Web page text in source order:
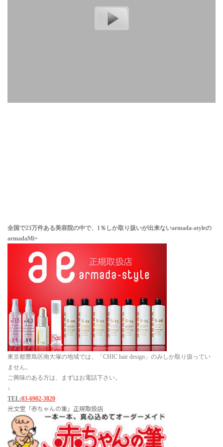
全国で23万件ある美容院の中で、1％しか取り扱いが出来ないarmada-atyleの
armadaMi+
東京都豊島区南大塚の地域では、「CHIC hair design」のみしか取り扱ってい
ません。
ご興味のある方は、まずはお電話下さい。
↓
TEL:03-6902-3820
光文堂「赤ちゃんの筆」正規取扱店